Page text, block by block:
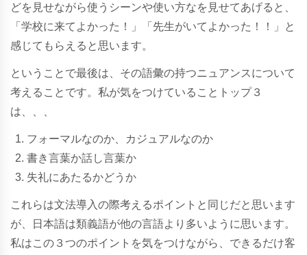
どを見せながら使うシーンや使い方なを見せてあげると、
「学校に来てよかった！」「先生がいてよかった！！」と
感じてもらえると思います。
ということで最後は、その語彙の持つニュアンスについて
考えることです。私が気をつけていることトップ３
は、、、
フォーマルなのか、カジュアルなのか
書き言葉か話し言葉か
失礼にあたるかどうか
これらは文法導入の際考えるポイントと同じだと思います
が、日本語は類義語が他の言語より多いように思います。
私はこの３つのポイントを気をつけながら、できるだけ客